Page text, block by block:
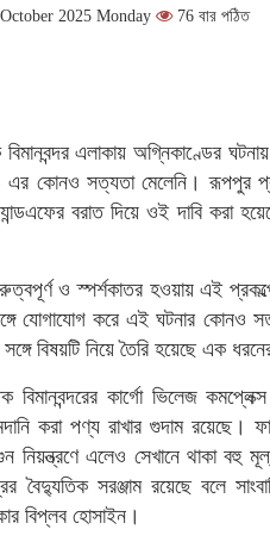
2025 Monday 76 বার পঠিত
এলাকায় অগ্নিকাণ্ডের
কোনও সত্যতা মেলেনি। রূপপুর
বরাত দিয়ে ওই দাবি করা
ও স্পর্শকাতর হওয়ায় এই
যোগাযোগ করে এই ঘটনার
বিষয়টি নিয়ে তৈরি হয়েছে এক
বিমানবন্দরের কার্গো ভিলেজ
পণ্য রাখার গুদাম রয়েছে। ফায়ার
নিয়ন্ত্রণে এলেও সেখানে থাকা বহু
বৈদ্যুতিক সরঞ্জাম রয়েছে বলে
বিপ্লব হোসাইন।